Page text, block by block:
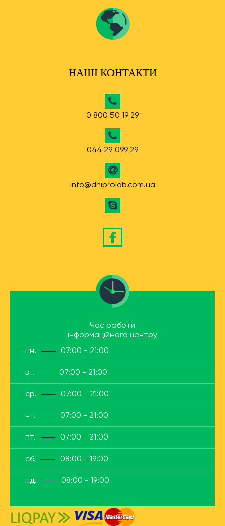
НАШІ КОНТАКТИ
0 800 50 19 29
044 29 099 29
info@dniprolab.com.ua
Час роботи
інформаційного центру
пн.
07:00 - 21:00
вт. 07:00 - 21:00
ср. 07:00 - 21:00
чт. 07:00 - 21:00
пт. 07:00 - 21:00
сб. 08:00 - 19:00
нд. 08:00 - 19:00